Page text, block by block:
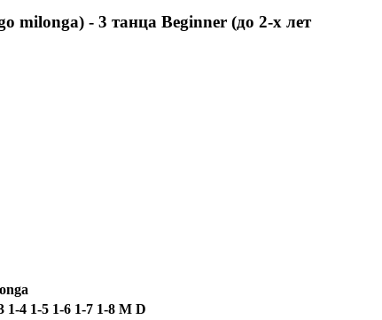
milonga) - 3 танца Beginner (до 2-х лет
1-4 1-5 1-6 1-7 1-8 М D